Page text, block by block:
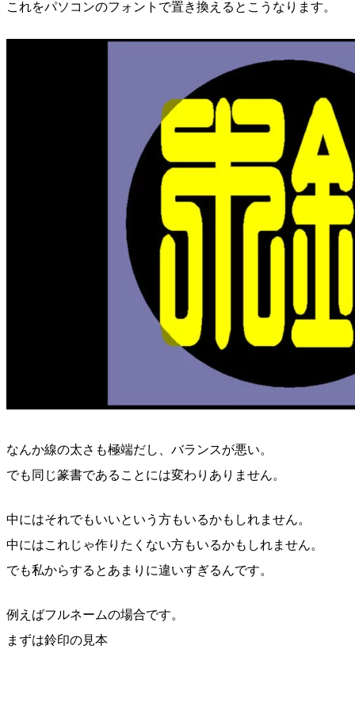
これをパソコンのフォントで置き換えるとこうなります。
なんか線の太さも極端だし、バランスが悪い。
でも同じ篆書であることには変わりありません。
中にはそれでもいいという方もいるかもしれません。
中にはこれじゃ作りたくない方もいるかもしれません。
でも私からするとあまりに違いすぎるんです。
例えばフルネームの場合です。
まずは鈴印の見本